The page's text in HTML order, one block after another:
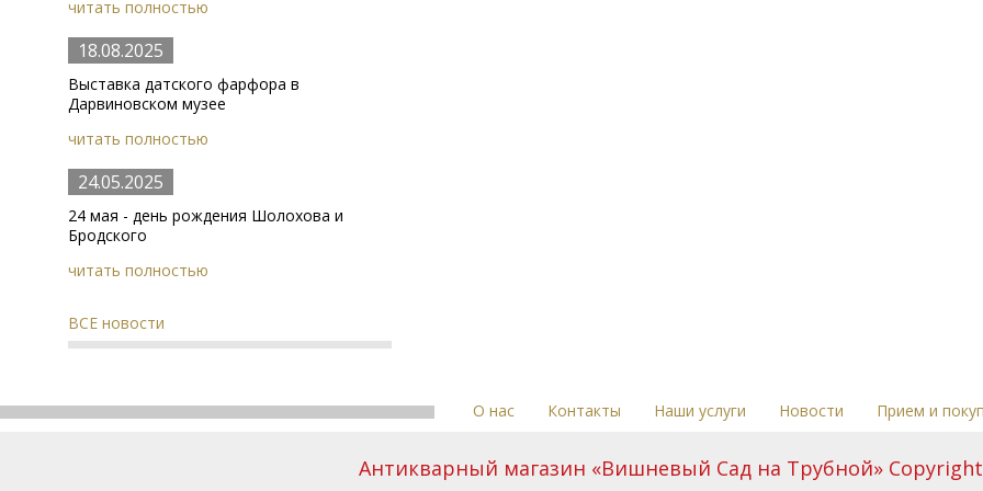
читать полностью
18.08.2025
Выставка датского фарфора в
Дарвиновском музее
читать полностью
24.05.2025
24 мая - день рождения Шолохова и
Бродского
читать полностью
ВСЕ новости
О нас Контакты Наши услуги Новости Прием и
Антикварный магазин «Вишневый Сад на Трубной» Copyright